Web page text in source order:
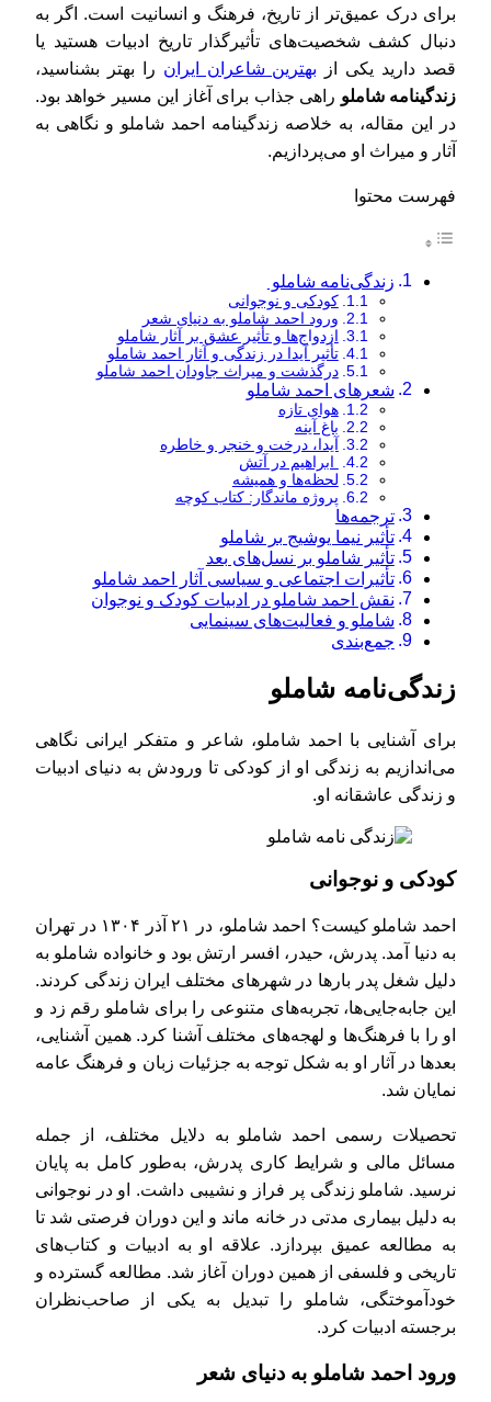
برای درک عمیق‌تر از تاریخ، فرهنگ و انسانیت است. اگر به
دنبال کشف شخصیت‌های تأثیرگذار تاریخ ادبیات هستید یا
قصد دارید یکی از بهترین شاعران ایران را بهتر بشناسید،
زندگینامه شاملو راهی جذاب برای آغاز این مسیر خواهد بود.
در این مقاله، به خلاصه زندگینامه احمد شاملو و نگاهی به
آثار و میراث او می‌پردازیم.
فهرست محتوا
زندگی‌نامه شاملو
کودکی و نوجوانی
ورود احمد شاملو به دنیای شعر
ازدواج‌ها و تأثیر عشق بر آثار شاملو
تأثیر آیدا در زندگی و آثار احمد شاملو
درگذشت و میراث جاودان احمد شاملو
شعرهای احمد شاملو
هوای تازه
باغ آینه
آیدا، درخت و خنجر و خاطره
ابراهیم در آتش
لحظه‌ها و همیشه
پروژه ماندگار: کتاب کوچه
ترجمه‌ها
تأثیر نیما یوشیج بر شاملو
تأثیر شاملو بر نسل‌های بعد
تأثیرات اجتماعی و سیاسی آثار احمد شاملو
نقش احمد شاملو در ادبیات کودک و نوجوان
شاملو و فعالیت‌های سینمایی
جمع‌بندی
زندگی‌نامه شاملو
برای آشنایی با احمد شاملو، شاعر و متفکر ایرانی نگاهی
می‌اندازیم به زندگی او از کودکی تا ورودش به دنیای ادبیات
و زندگی عاشقانه او.
کودکی و نوجوانی
احمد شاملو کیست؟ احمد شاملو، در ۲۱ آذر ۱۳۰۴ در تهران
به دنیا آمد. پدرش، حیدر، افسر ارتش بود و خانواده شاملو به
دلیل شغل پدر بارها در شهرهای مختلف ایران زندگی کردند.
این جابه‌جایی‌ها، تجربه‌های متنوعی را برای شاملو رقم زد و
او را با فرهنگ‌ها و لهجه‌های مختلف آشنا کرد. همین آشنایی،
بعدها در آثار او به شکل توجه به جزئیات زبان و فرهنگ عامه
نمایان شد.
تحصیلات رسمی احمد شاملو به دلایل مختلف، از جمله
مسائل مالی و شرایط کاری پدرش، به‌طور کامل به پایان
نرسید. شاملو زندگی پر فراز و نشیبی داشت. او در نوجوانی
به دلیل بیماری مدتی در خانه ماند و این دوران فرصتی شد تا
به مطالعه عمیق بپردازد. علاقه او به ادبیات و کتاب‌های
تاریخی و فلسفی از همین دوران آغاز شد. مطالعه گسترده و
خودآموختگی، شاملو را تبدیل به یکی از صاحب‌نظران
برجسته ادبیات کرد.
ورود احمد شاملو به دنیای شعر